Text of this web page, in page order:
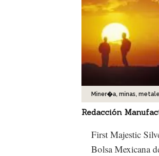
Miner�a, minas,
Redacción
First Majestic
Bolsa Mexicana